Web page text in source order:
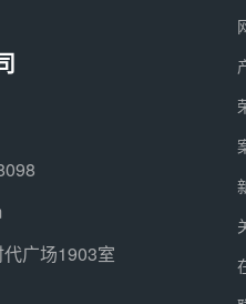
广场1903室